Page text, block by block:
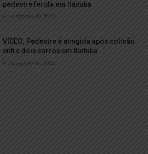
pedestre ferida em Itaituba
6 de agosto de 2026
VÍDEO; Pedestre é atingida após colisão
entre dois carros em Itaituba
6 de agosto de 2026